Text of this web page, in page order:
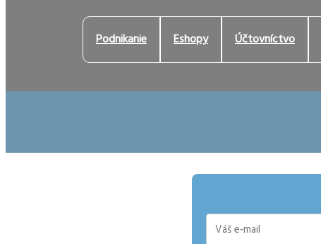
Podnikanie Eshopy Účtovníctvo